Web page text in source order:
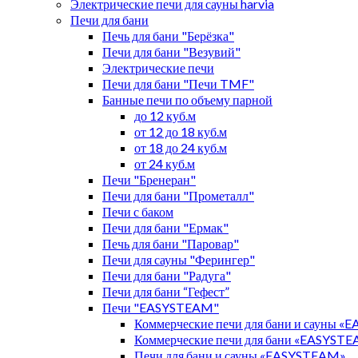
Электрические печи для сауны harvia
Печи для бани
Печь для бани "Берёзка"
Печи для бани "Везувий"
Электрические печи
Печи для бани "Печи TMF"
Банные печи по объему парной
до 12 куб.м
от 12 до 18 куб.м
от 18 до 24 куб.м
от 24 куб.м
Печи "Бренеран"
Печи для бани "Прометалл"
Печи с баком
Печи для бани "Ермак"
Печь для бани "Паровар"
Печи для сауны "Ферингер"
Печи для бани "Радуга"
Печи для бани “Гефест”
Печи "EASYSTEAM"
Коммерческие печи для бани и сауны
Коммерческие печи для бани